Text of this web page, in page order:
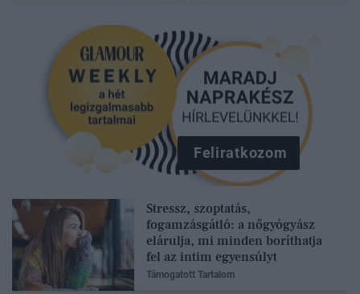
Feliratkozom
Stressz, szoptatás,
fogamzásgátló: a nőgyógyász
elárulja, mi minden boríthatja
fel az intim egyensúlyt
Támogatott Tartalom